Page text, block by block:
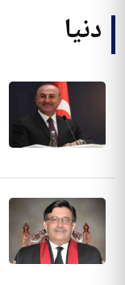
دنیا